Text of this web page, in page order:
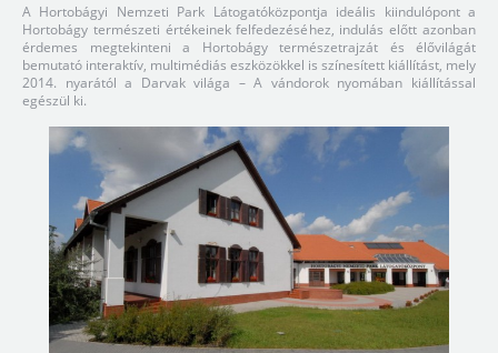
A Hortobágyi Nemzeti Park Látogatóközpontja ideális kiindulópont a
Hortobágy természeti értékeinek felfedezéséhez, indulás előtt azonban
érdemes megtekinteni a Hortobágy természetrajzát és élővilágát
bemutató interaktív, multimédiás eszközökkel is színesített kiállítást, mely
2014. nyarától a Darvak világa – A vándorok nyomában kiállítással
egészül ki.